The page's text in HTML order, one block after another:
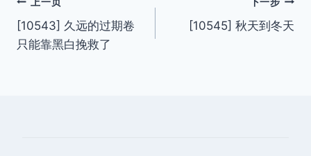
文
章
[10543] 久远的过期卷
只能靠黑白挽救了
[10545] 秋天到冬天